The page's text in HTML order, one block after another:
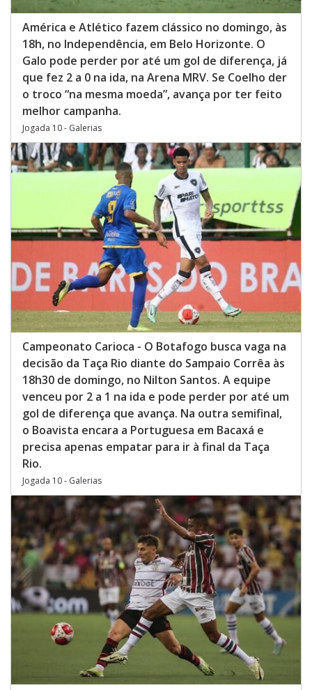
América e Atlético fazem clássico no domingo, às
18h, no Independência, em Belo Horizonte. O
Galo pode perder por até um gol de diferença, já
que fez 2 a 0 na ida, na Arena MRV. Se Coelho der
o troco “na mesma moeda”, avança por ter feito
melhor campanha.
Jogada 10 - Galerias
Campeonato Carioca - O Botafogo busca vaga na
decisão da Taça Rio diante do Sampaio Corrêa às
18h30 de domingo, no Nilton Santos. A equipe
venceu por 2 a 1 na ida e pode perder por até um
gol de diferença que avança. Na outra semifinal,
o Boavista encara a Portuguesa em Bacaxá e
precisa apenas empatar para ir à final da Taça
Rio.
Jogada 10 - Galerias